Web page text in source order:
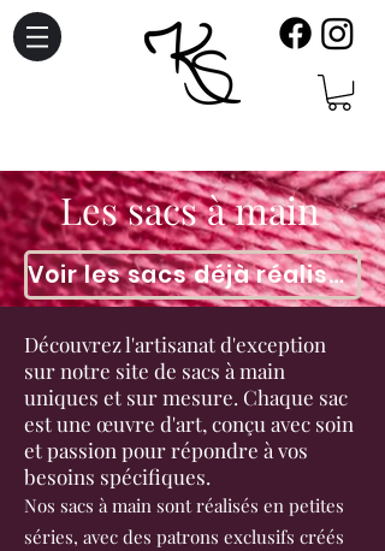
Les sacs à main
Voir les sacs déjà réalisés
Découvrez l'artisanat d'exception
sur notre site de sacs à main
uniques et sur mesure. Chaque sac
est une œuvre d'art, conçu avec soin
et passion pour répondre à vos
besoins spécifiques.
Nos sacs à main sont réalisés en petites
séries, avec des patrons exclusifs créés